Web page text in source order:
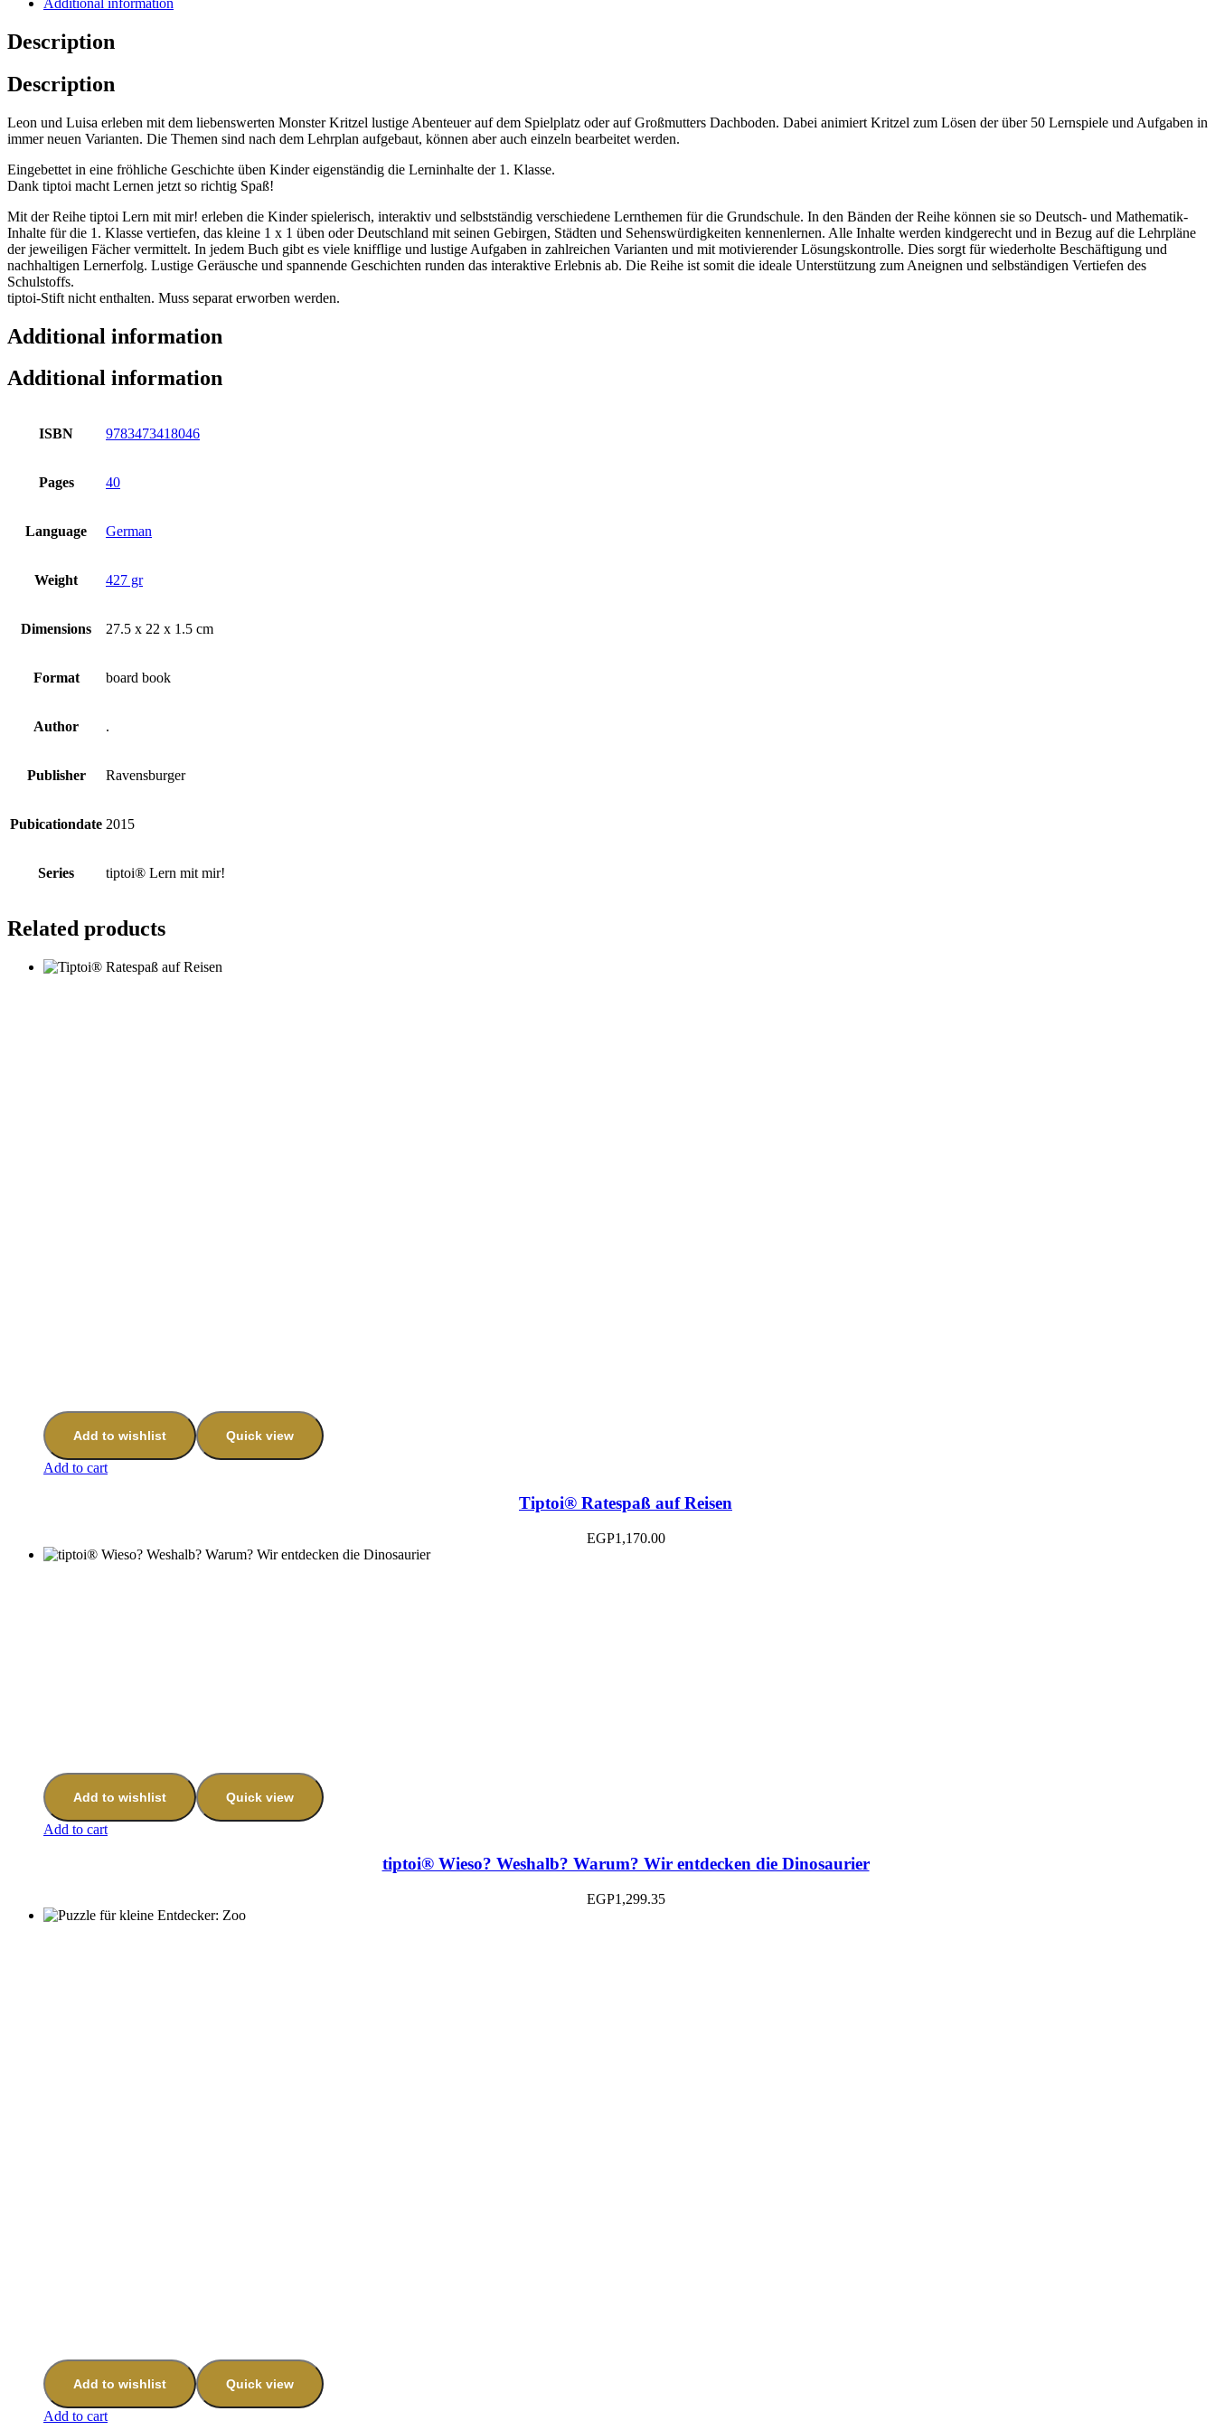
Description
Description
Leon und Luisa erleben mit dem liebenswerten Monster Kritzel lustige Abenteuer auf dem Spielplatz oder auf Großmutters Dachboden. Dabei animiert Kritzel zum Lösen der über 50 Lernspiele und Aufgaben in
immer neuen Varianten. Die Themen sind nach dem Lehrplan aufgebaut, können aber auch einzeln bearbeitet werden.
Eingebettet in eine fröhliche Geschichte üben Kinder eigenständig die Lerninhalte der 1. Klasse.
Dank tiptoi macht Lernen jetzt so richtig Spaß!
Mit der Reihe tiptoi Lern mit mir! erleben die Kinder spielerisch, interaktiv und selbstständig verschiedene Lernthemen für die Grundschule. In den Bänden der Reihe können sie so Deutsch- und Mathematik-
Inhalte für die 1. Klasse vertiefen, das kleine 1 x 1 üben oder Deutschland mit seinen Gebirgen, Städten und Sehenswürdigkeiten kennenlernen. Alle Inhalte werden kindgerecht und in Bezug auf die Lehrpläne
der jeweiligen Fächer vermittelt. In jedem Buch gibt es viele knifflige und lustige Aufgaben in zahlreichen Varianten und mit motivierender Lösungskontrolle. Dies sorgt für wiederholte Beschäftigung und
nachhaltigen Lernerfolg. Lustige Geräusche und spannende Geschichten runden das interaktive Erlebnis ab. Die Reihe ist somit die ideale Unterstützung zum Aneignen und selbständigen Vertiefen des
Schulstoffs.
tiptoi-Stift nicht enthalten. Muss separat erworben werden.
Additional information
Additional information
ISBN 9783473418046
Pages 40
Language German
Weight 427 gr
Dimensions 27.5 x 22 x 1.5 cm
Format board book
Author .
Publisher Ravensburger
Pubicationdate 2015
Series tiptoi® Lern mit mir!
Related products
Add to wishlist Quick view
Add to cart
Tiptoi® Ratespaß auf Reisen
EGP1,170.00
Add to wishlist Quick view
Add to cart
tiptoi® Wieso? Weshalb? Warum? Wir entdecken die Dinosaurier
EGP1,299.35
Add to wishlist Quick view
Add to cart